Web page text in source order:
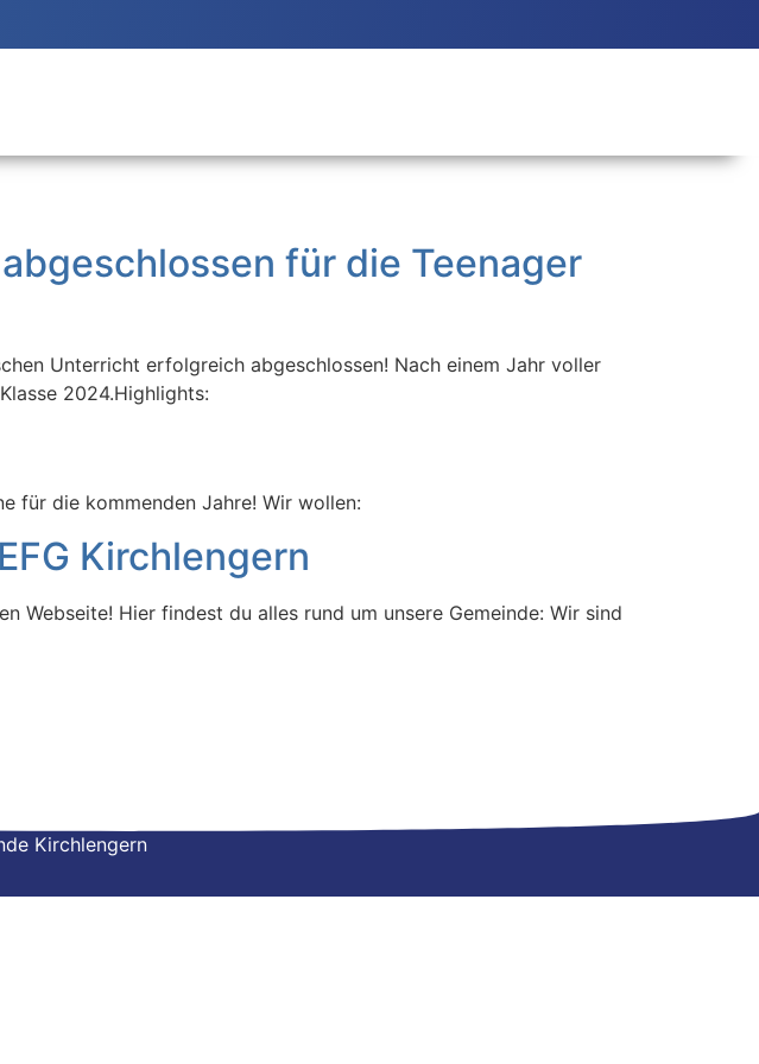
für die Teenager
Unterricht erfolgreich abgeschlossen! Nach einem Jahr voller
2024.Highlights:
für die kommenden Jahre! Wir wollen:
Kirchlengern
Webseite! Hier findest du alles rund um unsere Gemeinde: Wir sind
Kirchlengern